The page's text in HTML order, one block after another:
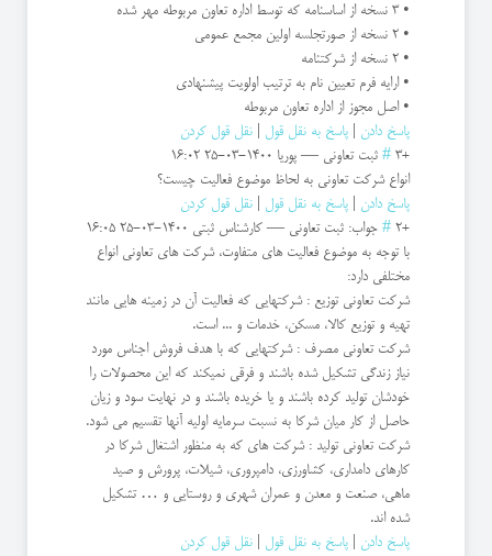
• 3 نسخه از اساسنامه که توسط اداره تعاون مربوطه مهر شده
• 2 نسخه از صورتجلسه اولين مجمع عمومی
• 2 نسخه از شرکتنامه
• ارایه فرم تعيين نام به ترتيب اولويت پيشنهادي
• اصل مجوز از اداره تعاون مربوطه
پاسخ دادن
پاسخ به نقل قول
نقل قول کردن
+3
# ثبت تعاونی — پوریا 1400-03-25 16:02
انواع شرکت تعاونی به لحاظ موضوع فعالیت چیست؟
پاسخ دادن
پاسخ به نقل قول
نقل قول کردن
+2
# جواب: ثبت تعاونی — کارشناس ثبتی 1400-03-25 16:05
با توجه به موضوع فعالیت های متفاوت، شرکت های تعاونی انواع
مختلفی دارد:
شرکت تعاونی توزیع : شرکتهایی که فعالیت آن در زمینه هایی مانند
تهیه و توزیع کالا، مسکن، خدمات و ... است.
شرکت تعاونی مصرف : شرکتهایی که با هدف فروش اجناس مورد
نیاز زندگی تشکیل شده باشند و فرقی نمیکند که این محصولات را
خودشان تولید کرده باشند و یا خریده باشند و در نهایت سود و زیان
حاصل از کار میان شرکا به نسبت سرمایه اولیه آنها تقسیم می شود.
شرکت تعاونی تولید : شرکت های که به منظور اشتغال شرکا در
کارهای دامداری، کشاورزی، دامپروری، شیلات، پرورش و صید
ماهی، صنعت و معدن و عمران شهری و روستایی و … تشکیل
شده اند.
پاسخ دادن
پاسخ به نقل قول
نقل قول کردن